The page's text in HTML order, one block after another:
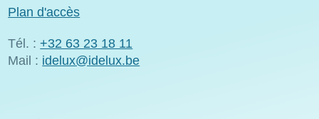
Plan d'accès
Tél. : +32 63 23 18 11
Mail : idelux@idelux.be